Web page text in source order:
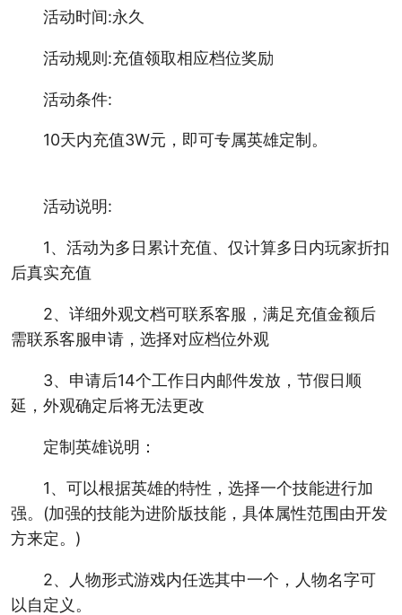
活动时间:永久
活动规则:充值领取相应档位奖励
活动条件:
10天内充值3W元，即可专属英雄定制。
活动说明:
1、活动为多日累计充值、仅计算多日内玩家折扣
后真实充值
2、详细外观文档可联系客服，满足充值金额后
需联系客服申请，选择对应档位外观
3、申请后14个工作日内邮件发放，节假日顺
延，外观确定后将无法更改
定制英雄说明：
1、可以根据英雄的特性，选择一个技能进行加
强。(加强的技能为进阶版技能，具体属性范围由开发
方来定。)
2、人物形式游戏内任选其中一个，人物名字可
以自定义。